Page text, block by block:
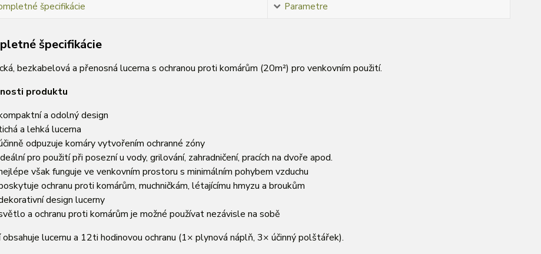
špecifikácie Parametre
špecifikácie
bezkabelová a přenosná lucerna s ochranou proti komárům (20m²) pro venkovním použití.
produktu
a odolný design
a lehká lucerna
odpuzuje komáry vytvořením ochranné zóny
pro použití při posezní u vody, grilování, zahradničení, pracích na dvoře apod.
však funguje ve venkovním prostoru s minimálním pohybem vzduchu
ochranu proti komárům, muchničkám, létajícímu hmyzu a broukům
design lucerny
a ochranu proti komárům je možné používat nezávisle na sobě
obsahuje lucernu a 12ti hodinovou ochranu (1× plynová náplň, 3× účinný polštářek).